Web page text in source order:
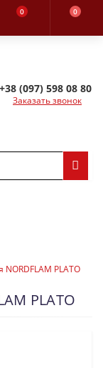
0 0
+38 (097) 598 08 80
Заказать звонок
PLATO
PLATO